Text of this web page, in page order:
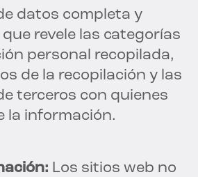
datos completa y
revele las categorías
personal recopilada,
de la recopilación y las
terceros con quienes
la información.
Los sitios web no